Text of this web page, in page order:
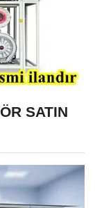
SATIN